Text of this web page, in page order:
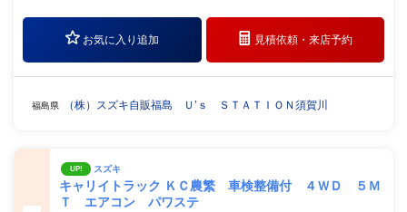
お気に入り追加 見積依頼・来店予約
福島県 （株）スズキ自販福島 Ｕ’ｓ ＳＴＡＴＩＯＮ須賀川
UP! スズキ
キャリイトラック ＫＣ農繁 車検整備付 ４ＷＤ ５Ｍ
Ｔ エアコン パワステ